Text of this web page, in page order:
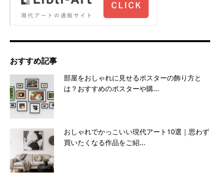
おすすめ記事
部屋をおしゃれに見せるポスターの飾り方と
は？おすすめのポスターや購...
おしゃれでかっこいい現代アート10選｜思わず
買いたくなる作品をご紹...